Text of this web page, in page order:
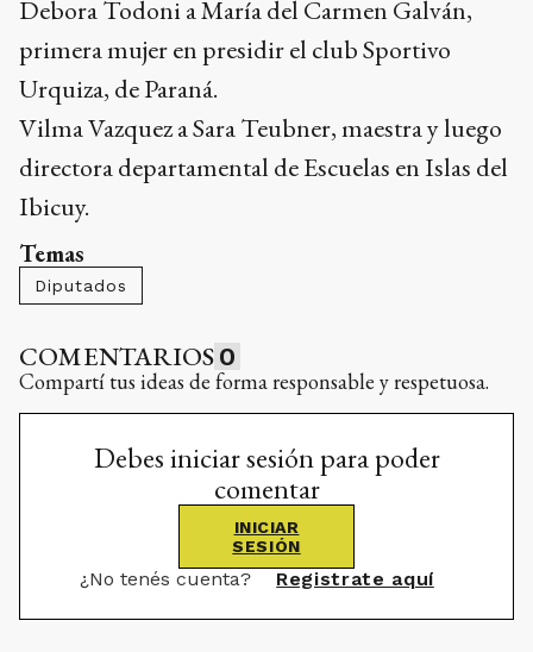
Debora Todoni a María del Carmen Galván,
primera mujer en presidir el club Sportivo
Urquiza, de Paraná.
Vilma Vazquez a Sara Teubner, maestra y luego
directora departamental de Escuelas en Islas del
Ibicuy.
Temas
Diputados
COMENTARIOS 0
Compartí tus ideas de forma responsable y respetuosa.
Debes iniciar sesión para poder
comentar
INICIAR
SESIÓN
¿No tenés cuenta? Registrate aquí